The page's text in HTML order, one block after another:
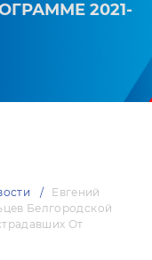
2021-
Евгений
Белгородской
От